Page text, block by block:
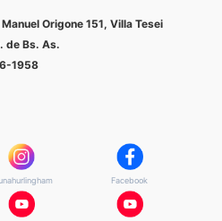
Origone 151, VillaTesei
de Bs. As.
1958
Facebook